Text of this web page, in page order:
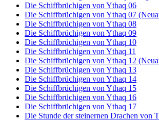
Die Schiffbrüchigen von Ythaq 06
Die Schiffbrüchigen von Ythaq 07
Die Schiffbrüchigen von Ythaq 08
Die Schiffbrüchigen von Ythaq 09
Die Schiffbrüchigen von Ythaq 10
Die Schiffbrüchigen von Ythaq 11
Die Schiffbrüchigen von Ythaq 12
Die Schiffbrüchigen von Ythaq 13
Die Schiffbrüchigen von Ythaq 14
Die Schiffbrüchigen von Ythaq 15
Die Schiffbrüchigen von Ythaq 16
Die Schiffbrüchigen von Ythaq 17
Die Stunde der steinernen Drachen von